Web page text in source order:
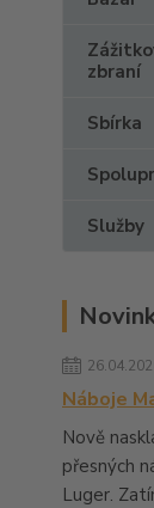
zbraní
Sbírka
Služby
Náboje
Nově
přesných
Luger.